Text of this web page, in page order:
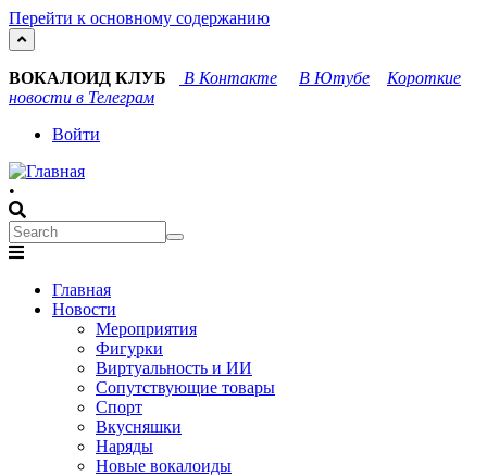
Перейти к основному содержанию
ВОКАЛОИД КЛУБ В Контакте В Ютубе
Короткие
новости в Телеграм
User
account
menu
Войти
•
Search
Search
navigation
Главная
Новости
Мероприятия
Фигурки
Виртуальность и ИИ
Сопутствующие товары
Спорт
Вкусняшки
Наряды
Новые вокалоиды